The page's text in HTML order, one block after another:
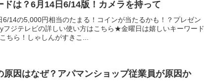
ドは？6月14日6/14版！カメラを持って
6/14の5,000円相当のたまる！コインが当たるかも！？プレゼン
フジテレビの詳しい使い方はこちら★金曜日は嬉しいキーワード
ちら！しゃしんがすきこ...
原因はなぜ？アパマンショップ従業員が原因か